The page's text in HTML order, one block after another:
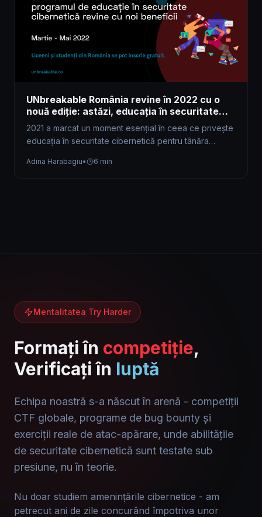
UNbreakable România revine în 2022 cu o
nouă ediție: astăzi, educația în securitate
cibernetică este mai importantă ca oricând
2021 a marcat un moment esențial în ceea ce privește
educația în securitate cibernetică pentru tânăra
Adina Harabagiu• 6 min
Mentalitatea Try Harder
Formați în competiție,
Verificați în luptă
Echipa noastră s-a născut în arenă - competiții
CTF globale, programe de bug bounty și
exerciții reale de atac-apărare, unde abilitățile
de securitate cibernetică sunt testate sub
presiune, nu în teorie.
Nu doar studiem amenințările cibernetice - am
petrecut ani de zile concurând împotriva unor